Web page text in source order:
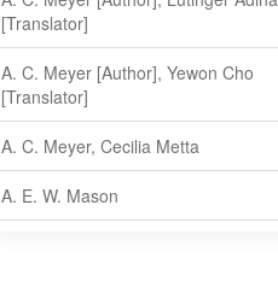
[Translator]
A. C. Meyer [Author], Yewon Cho
[Translator]
A. C. Meyer, Cecilia Metta
A. E. W. Mason